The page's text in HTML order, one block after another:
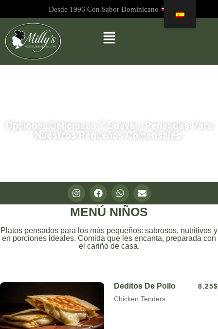
Desde 1996 Con Sabor Dominicano
Opciones Deliciosas Y Suaves, Pensadas Para
Nuestros Pequeños Comensales.
MENÚ NIÑOS
Platos pensados ​​para los más pequeños: sabrosos, nutritivos y
en porciones ideales. Comida que les encanta, preparada con
el cariño de casa.
Deditos De Pollo
8.25$
Chicken Tenders